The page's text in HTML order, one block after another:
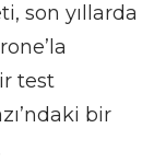
son yıllarda
test
bir